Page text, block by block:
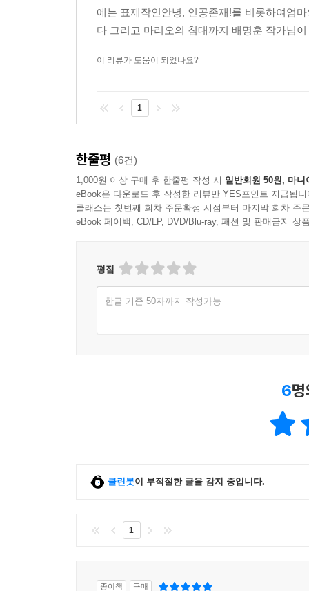
에는 표제작인안녕, 인공존재!를 비롯하여엄
다 그리고 마리오의 침대까지 배명훈 작가님
이 리뷰가 도움이 되었나요?
1
한줄평 (6건)
1,000원 이상 구매 후 한줄평 작성 시 일반회원 50원, 마니
eBook은 다운로드 후 작성한 리뷰만 YES포인트 지급됩니
클래스는 첫번째 회차 주문확정 시점부터 마지막 회차 주
eBook 페이백, CD/LP, DVD/Blu-ray, 패션 및 판매금지 상
평점
한글 기준 50자까지 작성가능
6
클린봇이 부적절한 글을 감지 중입니다.
1
종이책 구매